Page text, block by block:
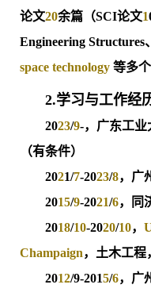
论文20余篇（SCI论文1
Engineering Structures、
space technology 等多
2.学习与工作经
2023/9-，广东工
（有条件）
2021/7-2023/8，广
2015/9-2021/6，同
2018/10-2020/10，
Champaign，土木工程
2012/9-2015/6，广